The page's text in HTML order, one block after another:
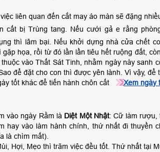
liên quan đến cắt may áo màn sẽ đặng
cất bị Trùng tang. Nếu cưới gả e rằng
thì lâm bại. Nếu khởi dựng nhà cửa chết
gặp họa, rồi từ đó lần lần tiêu hết ruộng đất,
vào Thất Sát Tinh, nhằm ngày này sanh
để đặt cho con thì được yên lành. Vì vậy, để
tốt khác để tiến hành chôn cất
Xem ngày
vào ngày Rằm là Diệt Một Nhật: Cữ làm rượu,
hay vào làm hành chính, thứ nhất đi thuyền
là chìm mất).
Hợi, Mẹo thì trăm việc đều tốt. Thứ nhất tại